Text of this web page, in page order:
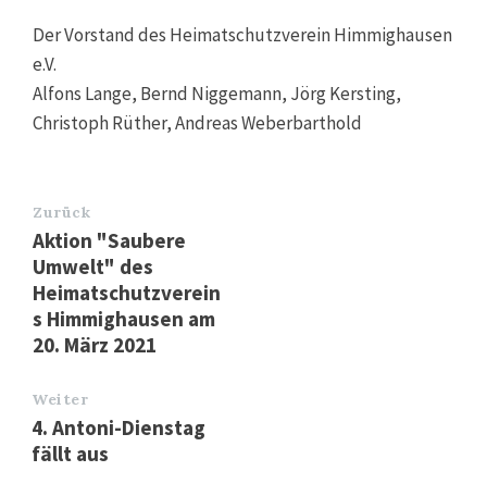
Der Vorstand des Heimatschutzverein Himmighausen
e.V.
Alfons Lange, Bernd Niggemann, Jörg Kersting,
Christoph Rüther, Andreas Weberbarthold
Zurück
Aktion "Saubere
Umwelt" des
Heimatschutzverein
s Himmighausen am
20. März 2021
Weiter
4. Antoni-Dienstag
fällt aus